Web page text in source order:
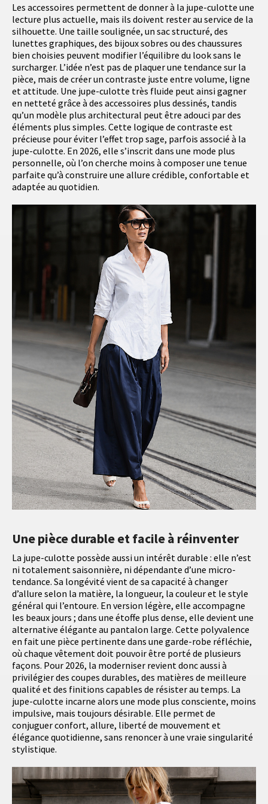
Les accessoires permettent de donner à la jupe-culotte une
lecture plus actuelle, mais ils doivent rester au service de la
silhouette. Une taille soulignée, un sac structuré, des
lunettes graphiques, des bijoux sobres ou des chaussures
bien choisies peuvent modifier l’équilibre du look sans le
surcharger. L’idée n’est pas de plaquer une tendance sur la
pièce, mais de créer un contraste juste entre volume, ligne
et attitude. Une jupe-culotte très fluide peut ainsi gagner
en netteté grâce à des accessoires plus dessinés, tandis
qu’un modèle plus architectural peut être adouci par des
éléments plus simples. Cette logique de contraste est
précieuse pour éviter l’effet trop sage, parfois associé à la
jupe-culotte. En 2026, elle s’inscrit dans une mode plus
personnelle, où l’on cherche moins à composer une tenue
parfaite qu’à construire une allure crédible, confortable et
adaptée au quotidien.
Une pièce durable et facile à réinventer
La jupe-culotte possède aussi un intérêt durable : elle n’est
ni totalement saisonnière, ni dépendante d’une micro-
tendance. Sa longévité vient de sa capacité à changer
d’allure selon la matière, la longueur, la couleur et le style
général qui l’entoure. En version légère, elle accompagne
les beaux jours ; dans une étoffe plus dense, elle devient une
alternative élégante au pantalon large. Cette polyvalence
en fait une pièce pertinente dans une garde-robe réfléchie,
où chaque vêtement doit pouvoir être porté de plusieurs
façons. Pour 2026, la moderniser revient donc aussi à
privilégier des coupes durables, des matières de meilleure
qualité et des finitions capables de résister au temps. La
jupe-culotte incarne alors une mode plus consciente, moins
impulsive, mais toujours désirable. Elle permet de
conjuguer confort, allure, liberté de mouvement et
élégance quotidienne, sans renoncer à une vraie singularité
stylistique.